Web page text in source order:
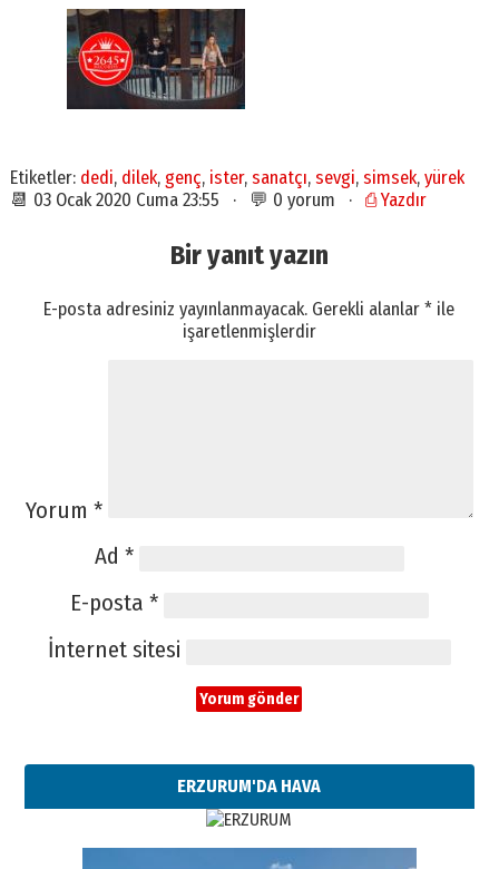
Etiketler: dedi, dilek, genç, ister, sanatçı, sevgi, simsek, yürek
📆 03 Ocak 2020 Cuma 23:55 · 💬 0 yorum · ⎙ Yazdır
Bir yanıt yazın
E-posta adresiniz yayınlanmayacak. Gerekli alanlar* ile
işaretlenmişlerdir
Yorum *
Ad *
E-posta *
İnternet sitesi
ERZURUM'DA HAVA